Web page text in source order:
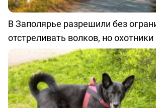
В Заполярье разрешили без
отстреливать волков, но